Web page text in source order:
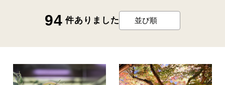
94 件ありました 並び順